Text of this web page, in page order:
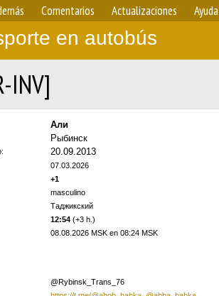
Comentarios Actualizaciones Ayuda
en autobús
INV]
Али
Рыбинск
20.09.2013
07.03.2026
+1
masculino
Таджикский
12:54 (+3 h.)
08.08.2026 MSK en 08:24 MSK
@Rybinsk_Trans_76